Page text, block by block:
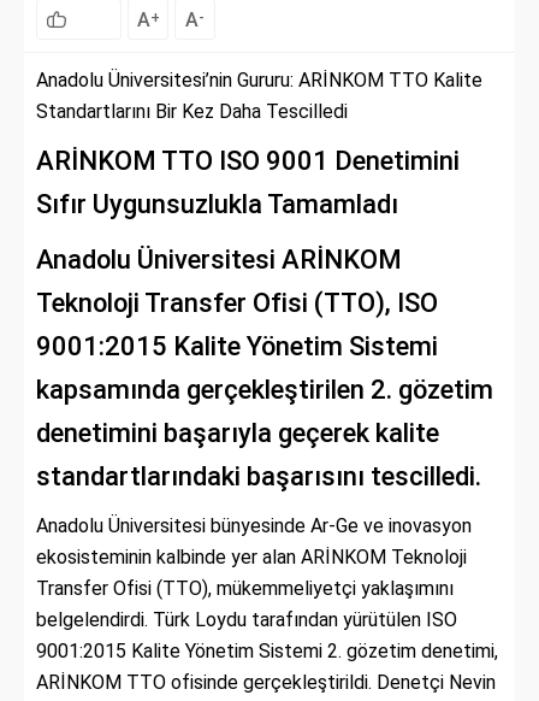
A+ A-
Anadolu Üniversitesi’nin Gururu: ARİNKOM TTO Kalite
Standartlarını Bir Kez Daha Tescilledi
ARİNKOM TTO ISO 9001 Denetimini
Sıfır Uygunsuzlukla Tamamladı
Anadolu Üniversitesi ARİNKOM
Teknoloji Transfer Ofisi (TTO), ISO
9001:2015 Kalite Yönetim Sistemi
kapsamında gerçekleştirilen 2. gözetim
denetimini başarıyla geçerek kalite
standartlarındaki başarısını tescilledi.
Anadolu Üniversitesi bünyesinde Ar-Ge ve inovasyon
ekosisteminin kalbinde yer alan ARİNKOM Teknoloji
Transfer Ofisi (TTO), mükemmeliyetçi yaklaşımını
belgelendirdi. Türk Loydu tarafından yürütülen ISO
9001:2015 Kalite Yönetim Sistemi 2. gözetim denetimi,
ARİNKOM TTO ofisinde gerçekleştirildi. Denetçi Nevin